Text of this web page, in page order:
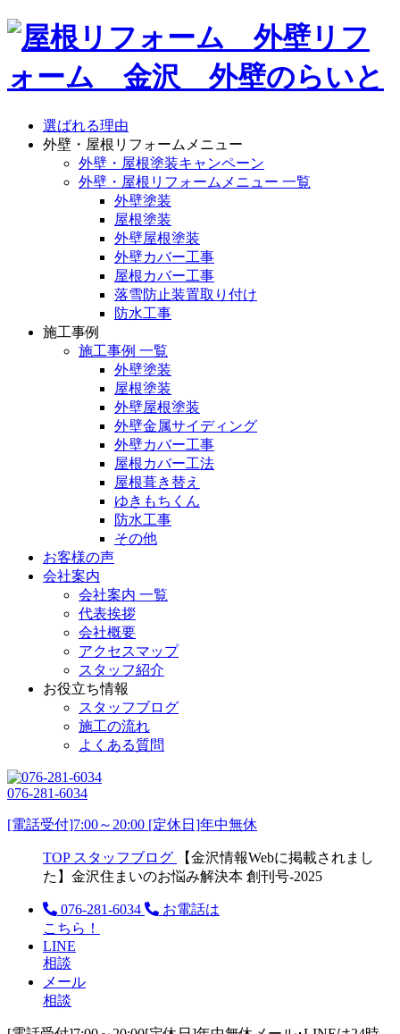
選ばれる理由
外壁・屋根リフォームメニュー
外壁・屋根塗装キャンペーン
外壁・屋根リフォームメニュー 一覧
外壁塗装
屋根塗装
外壁屋根塗装
外壁カバー工事
屋根カバー工事
落雪防止装置取り付け
防水工事
施工事例
施工事例 一覧
外壁塗装
屋根塗装
外壁屋根塗装
外壁金属サイディング
外壁カバー工事
屋根カバー工法
屋根葺き替え
ゆきもちくん
防水工事
その他
お客様の声
会社案内
会社案内 一覧
代表挨拶
会社概要
アクセスマップ
スタッフ紹介
お役立ち情報
スタッフブログ
施工の流れ
よくある質問
076-281-6034
[電話受付]7:00～20:00 [定休日]年中無休
TOP スタッフブログ
【金沢情報Webに掲載されまし
た】金沢住まいのお悩み解決本 創刊号-2025
076-281-6034
お電話は
こちら！
LINE
相談
メール
相談